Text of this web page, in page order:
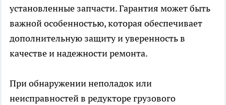
установленные запчасти. Гарантия может быть
важной особенностью, которая обеспечивает
дополнительную защиту и уверенность в
качестве и надежности ремонта.
При обнаружении неполадок или
неисправностей в редукторе грузового